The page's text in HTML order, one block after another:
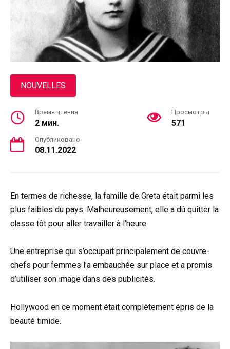
NOUVELLES
Время чтения
2 мин.
Просмотры
571
Опубликовано
08.11.2022
En termes de richesse, la famille de Greta était parmi les
plus faibles du pays. Malheureusement, elle a dû quitter la
classe tôt pour aller travailler à l’heure.
Une entreprise qui s’occupait principalement de couvre-
chefs pour femmes l’a embauchée sur place et a promis
d’utiliser son image dans des publicités.
Hollywood en ce moment était complètement épris de la
beauté timide.